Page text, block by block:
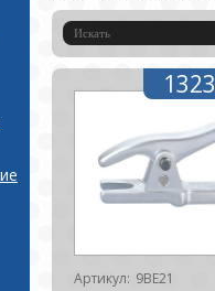
Артикул: 9BE21